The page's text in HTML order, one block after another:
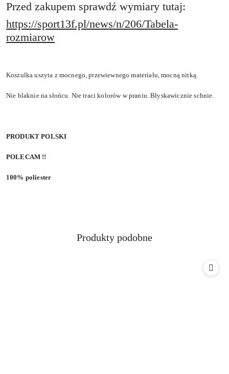
Przed zakupem sprawdź wymiary tutaj:
https://sport13f.pl/news/n/206/Tabela-
rozmiarow
Koszulka uszyta z mocnego, przewiewnego materiału, mocną nitką.
Nie blaknie na słońcu. Nie traci kolorów w praniu. Błyskawicznie schnie.
PRODUKT POLSKI
POLECAM !!
100% poliester
Pomiń karuzelę produktów
Produkty
Produkty podobne